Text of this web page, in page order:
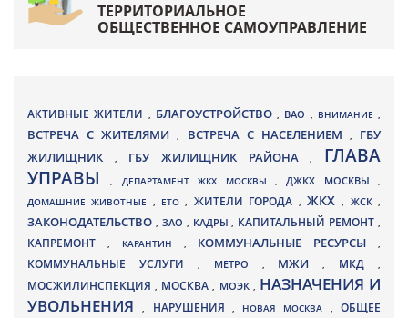
ТЕРРИТОРИАЛЬНОЕ
ОБЩЕСТВЕННОЕ САМОУПРАВЛЕНИЕ
АКТИВНЫЕ ЖИТЕЛИ , БЛАГОУСТРОЙСТВО , ВАО , ВНИМАНИЕ ,
ВСТРЕЧА С ЖИТЕЛЯМИ, ВСТРЕЧА С НАСЕЛЕНИЕМ , ГБУ
ЖИЛИЩНИК
, ГБУ ЖИЛИЩНИК РАЙОНА, ГЛАВА
УПРАВЫ, ДЕПАРТАМЕНТ ЖКХ МОСКВЫ ,ДЖКХ МОСКВЫ ,
ДОМАШНИЕ ЖИВОТНЫЕ , ЕТО, ЖИТЕЛИ ГОРОДА , ЖКХ, ЖСК,
ЗАКОНОДАТЕЛЬСТВО , ЗАО , КАДРЫ, КАПИТАЛЬНЫЙ РЕМОНТ ,
КАПРЕМОНТ , КАРАНТИН , КОММУНАЛЬНЫЕ РЕСУРСЫ,
КОММУНАЛЬНЫЕ УСЛУГИ , МЕТРО , МЖИ, МКД ,
МОСЖИЛИНСПЕКЦИЯ, МОСКВА , МОЭК , НАЗНАЧЕНИЯ И
УВОЛЬНЕНИЯ, НАРУШЕНИЯ , НОВАЯ МОСКВА ,ОБЩЕЕ